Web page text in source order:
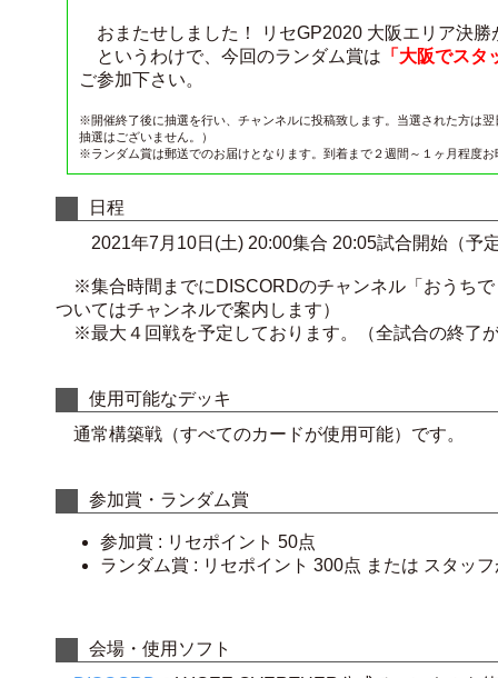
おまたせしました！ リセGP2020 大阪エリア決勝
というわけで、今回のランダム賞は 「大阪でス
ご参加下さい。
※開催終了後に抽選を行い、チャンネルに投稿致します。当選された方は
抽選はございません。）
※ランダム賞は郵送でのお届けとなります。到着まで２週間～１ヶ月程度
日程
2021年7月10日(土) 20:00集合 20:05試合開始（予
※集合時間までにDISCORDのチャンネル「おうちで
ついてはチャンネルで案内します）
※最大４回戦を予定しております。（全試合の終了
使用可能なデッキ
通常構築戦（すべてのカードが使用可能）です。
参加賞・ランダム賞
参加賞 : リセポイント 50点
ランダム賞 : リセポイント 300点 または スタッ
会場・使用ソフト